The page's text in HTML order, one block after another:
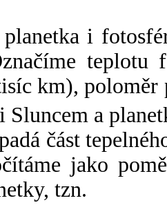
planetka i
km),
Sluncem a
část
jako
tzn.